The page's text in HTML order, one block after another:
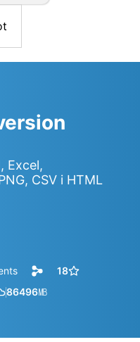
Excel,
CSV i HTML
18
86496㎆︎